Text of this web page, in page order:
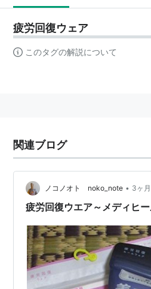
疲労回復ウェア
このタグの解説について
関連ブログ
ノコノオト noko_note • 3ヶ
疲労回復ウエア～メディヒ